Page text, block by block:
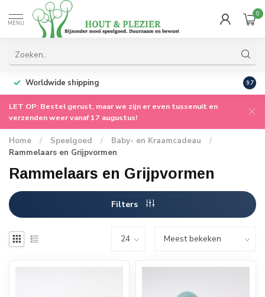
MENU
0
Worldwide shipping 9.7
LET OP: Bestel gerust, maar we zijn er even tussenuit en
verzenden weer vanaf 17 augustus!
Home / Speelgoed / Baby- en Kraamcadeau
/
Rammelaars en Grijpvormen
Rammelaars en Grijpvormen
Filters